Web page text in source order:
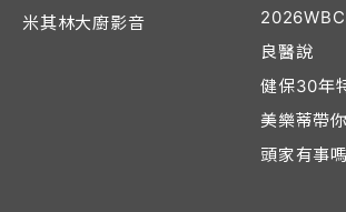
米其林大廚影音
良醫說
健保30年
美樂蒂帶
頭家有事嗎